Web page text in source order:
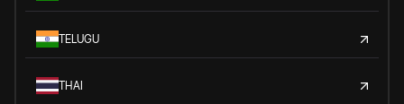
TELUGU
THAI